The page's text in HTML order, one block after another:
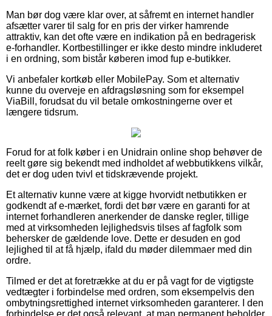
Man bør dog være klar over, at såfremt en internet handler
afsætter varer til salg for en pris der virker hamrende
attraktiv, kan det ofte være en indikation på en bedragerisk
e-forhandler. Kortbestillinger er ikke desto mindre inkluderet
i en ordning, som bistår køberen imod fup e-butikker.
Vi anbefaler kortkøb eller MobilePay. Som et alternativ
kunne du overveje en afdragsløsning som for eksempel
ViaBill, forudsat du vil betale omkostningerne over et
længere tidsrum.
Forud for at folk køber i en Unidrain online shop behøver de
reelt gøre sig bekendt med indholdet af webbutikkens vilkår,
det er dog uden tvivl et tidskrævende projekt.
Et alternativ kunne være at kigge hvorvidt netbutikken er
godkendt af e-mærket, fordi det bør være en garanti for at
internet forhandleren anerkender de danske regler, tillige
med at virksomheden lejlighedsvis tilses af fagfolk som
behersker de gældende love. Dette er desuden en god
lejlighed til at få hjælp, ifald du møder dilemmaer med din
ordre.
Tilmed er det at foretrække at du er på vagt for de vigtigste
vedtægter i forbindelse med ordren, som eksempelvis den
ombytningsrettighed internet virksomheden garanterer. I den
forbindelse er det også relevant, at man permanent beholder